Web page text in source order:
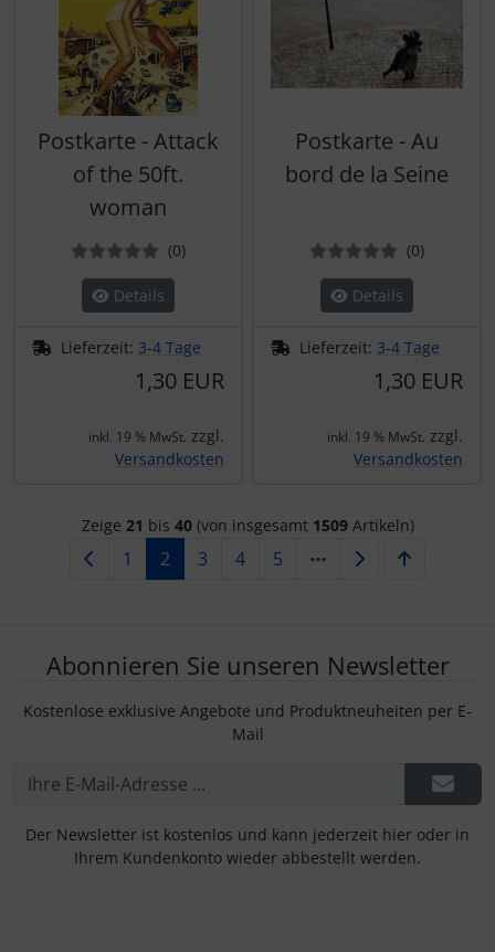
Postkarte - Attack
of the 50ft.
woman
(0Bewertungen
)
Details
Lieferzeit: 3-4 Tage
1,30 EUR
inkl. 19 % MwSt. zzgl.
Versandkosten
Postkarte - Au
bord de la Seine
(0)
Details
Lieferzeit: 3-4 Tage
1,30 EUR
inkl. 19 % MwSt. zzgl.
Versandkosten
Zeige 21 bis 40(von insgesamt 1509Artikeln)
1 2 3 4 5
Abonnieren Sie unseren Newsletter
Kostenlose exklusive Angebote und Produktneuheiten per E-
Mail
Der Newsletter ist kostenlos und kann jederzeit hier oder in
Ihrem Kundenkonto wieder abbestellt werden.